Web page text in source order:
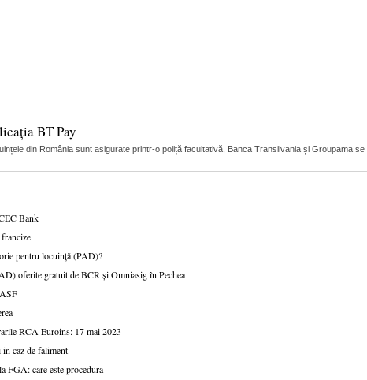
BT Pay
din România sunt asigurate printr-o poliță facultativă, Banca Transilvania și Groupama
Bank
pentru locuință (PAD)?
oferite gratuit de BCR și Omniasig în Pechea
RCA Euroins: 17 mai 2023
caz de faliment
FGA: care este procedura